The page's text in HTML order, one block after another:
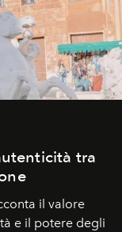
tra
il valore
e il potere degli